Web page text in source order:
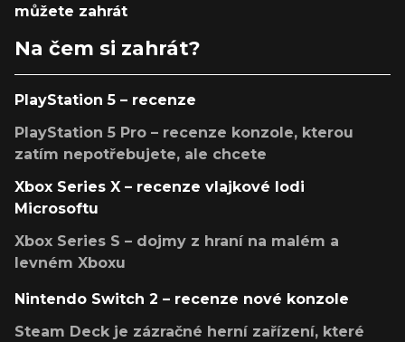
můžete zahrát
Na čem si zahrát?
PlayStation 5 – recenze
PlayStation 5 Pro – recenze konzole, kterou
zatím nepotřebujete, ale chcete
Xbox Series X – recenze vlajkové lodi
Microsoftu
Xbox Series S – dojmy z hraní na malém a
levném Xboxu
Nintendo Switch 2 – recenze nové konzole
Steam Deck je zázračné herní zařízení, které